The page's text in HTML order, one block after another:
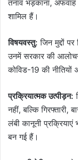
तनाव भड़काना, अफवाह
शामिल हैं।
विषयवस्तु: जिन मुद्दों
उनमें सरकार की
कोविड-19 की
प्रक्रियात्मक उत्पीड़न:
नहीं, बल्कि
लंबी कानूनी
बन गई हैं।